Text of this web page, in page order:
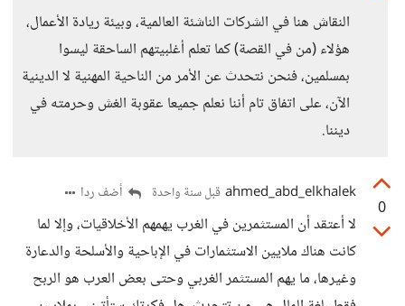
النقاش هنا في الشركات الناشئة العالمية، وبيئة ريادة الأعمال،
هؤلاء (من في القصة) كما تعلم أغلبيتهم الساحقة ليسوا
بمسلمين، فنحن نتحدث عن الأمر من الناحية المهنية لا الدينية
الآن، على اتفاق تام أننا نعلم جميعا عقوبة الغش وحرمته في
ديننا.
0
ahmed_abd_elkhalek قبل سنة واحدة أضف ردا
لا أعتقد أن المستثمرين في الغرب يهمهم الأخلاقيات، وإلا لما
كانت هناك ملايين الاستثمارات في الإباحية والأسلحة والدعارة
وغيرها، ما يهم المستثمر الغربي وحتى بعض العرب هو الربح